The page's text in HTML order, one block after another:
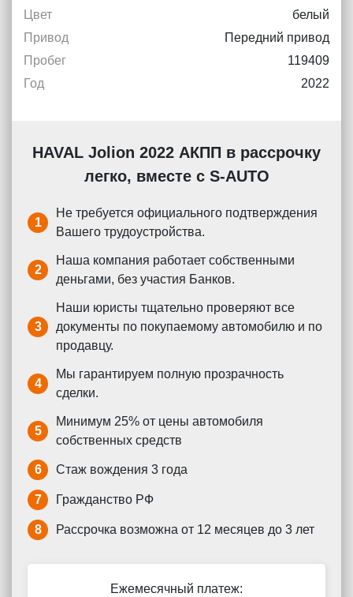
Цвет
белый
Привод
Передний привод
Пробег
119409
Год
2022
HAVAL Jolion 2022 АКПП в рассрочку
легко, вместе с S-AUTO
1
Не требуется официального подтверждения
Вашего трудоустройства.
2
Наша компания работает собственными
деньгами, без участия Банков.
3
Наши юристы тщательно проверяют все
документы по покупаемому автомобилю и по
продавцу.
4
Мы гарантируем полную прозрачность
сделки.
5
Минимум 25% от цены автомобиля
собственных средств
6 Стаж вождения 3 года
7 Гражданство РФ
8 Рассрочка возможна от 12 месяцев до 3 лет
Ежемесячный платеж: